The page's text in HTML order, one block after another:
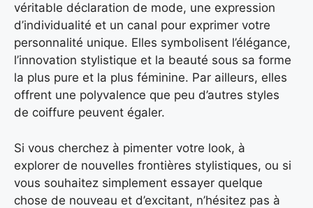
véritable déclaration de mode, une expression
d’individualité et un canal pour exprimer votre
personnalité unique. Elles symbolisent l’élégance,
l’innovation stylistique et la beauté sous sa forme
la plus pure et la plus féminine. Par ailleurs, elles
offrent une polyvalence que peu d’autres styles
de coiffure peuvent égaler.
Si vous cherchez à pimenter votre look, à
explorer de nouvelles frontières stylistiques, ou si
vous souhaitez simplement essayer quelque
chose de nouveau et d’excitant, n’hésitez pas à